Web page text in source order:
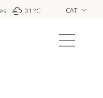
31 °C CAT
CAST